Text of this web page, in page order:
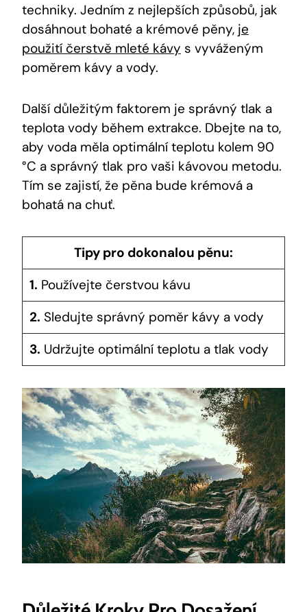
techniky. Jedním z nejlepších způsobů, jak
dosáhnout bohaté a krémové pěny, je
použití čerstvě mleté kávy s vyváženým
poměrem kávy a vody.
Další důležitým faktorem je správný tlak a
teplota vody během extrakce. Dbejte na to,
aby voda měla optimální teplotu kolem 90
°C a správný tlak pro vaši kávovou metodu.
Tím se zajistí, že pěna bude krémová a
bohatá na chuť.
Tipy pro dokonalou pěnu:
1. Používejte čerstvou kávu
2. Sledujte správný poměr kávy a vody
3. Udržujte optimální teplotu a tlak vody